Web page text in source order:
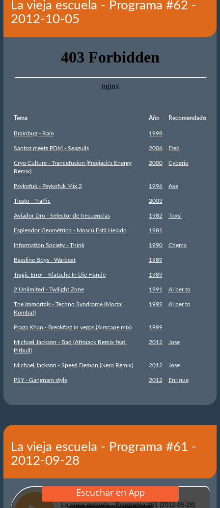
La vieja escuela - Programa #62 -
2012-10-05
Tema Año Recomendado
Brainbug - Rain 1998
Santoz meets PDM - Seagulls 2006 Fred
Cryo Culture - Trancefusion (Freejack's Energy
Remix)
2000 Cyberio
Psykofuk - Psykofuk Mix 2 1996 Axe
Tiesto - Traffic 2003
Aviador Dro - Selector de frecuencias 1982 Toxsi
Esplendor Geométrico - Moscú Está Helado 1981
Information Society - Think 1990 Chema
Bassline Boys - Warbeat 1989
Tragic Error - Klatsche In Die Hände 1989
2 Unlimited - Twilight Zone 1991 Al ber to
The Immortals - Techno Syndrome (Mortal
Kombat)
1992 Al ber to
Praga Khan - Breakfast in vegas (Airscape mix) 1999
Michael Jackson - Bad (Afrojack Remix feat.
Pitbull)
2012 Jose
Michael Jackson - Speed Demon (Nero Remix) 2012 Jose
PSY - Gangnam style 2012 Enrique
La vieja escuela - Programa #61 -
2012-09-28